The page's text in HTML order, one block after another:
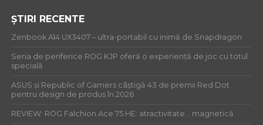
ȘTIRI RECENTE
Zenbook A14 UX3407 – ultra-portabil cu inimă de Snapdragon
Seria de periferice ROG KJP oferă o experiență de joc cu totul
specială
ASUS și Republic of Gamers câștigă 43 de premii Red Dot
pentru design de produs în 2026
REVIEW: ROG Falchion Ace 75 HE: atractivitate… magnetică